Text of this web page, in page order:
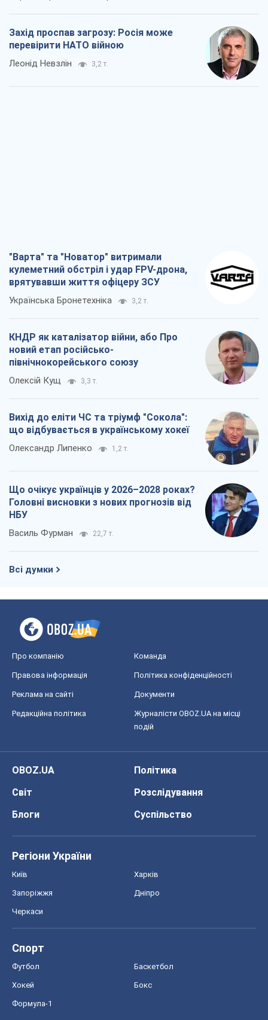
Захід проспав загрозу: Росія може
перевірити НАТО війною
Леонід Невзлін 3,2 т.
"Варта" та "Новатор" витримали
кулеметний обстріл і удар FPV-дрона,
врятувавши життя офіцеру ЗСУ
Українська Бронетехніка 3,2 т.
КНДР як каталізатор війни, або Про
новий етап російсько-
північнокорейського союзу
Олексій Кущ 3,3 т.
Вихід до еліти ЧС та тріумф "Сокола":
що відбувається в українському хокеї
Олександр Липенко 1,2 т.
Що очікує українців у 2026–2028 роках?
Головні висновки з нових прогнозів від
НБУ
Василь Фурман 22,7 т.
Всі думки
Про компанію Команда
Правова інформація Політика конфіденційності
Реклама на сайті Документи
Редакційна політика
Журналісти OBOZ.UA на місці
подій
OBOZ.UA
Політика
Світ
Розслідування
Блоги
Суспільство
Регіони України
Київ Харків
Запоріжжя Дніпро
Черкаси
Спорт
Футбол Баскетбол
Хокей Бокс
Формула-1